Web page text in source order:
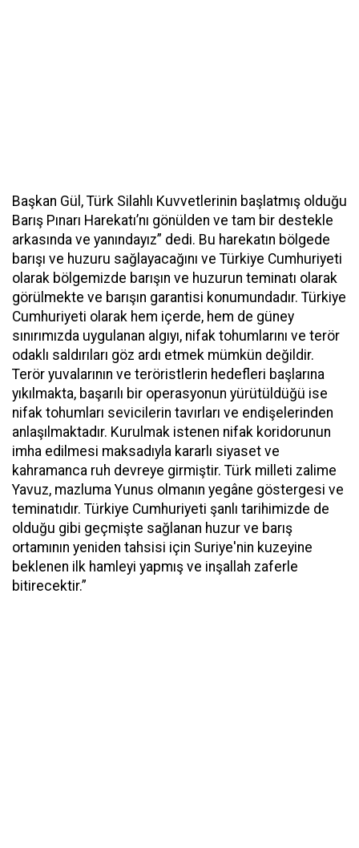
Başkan Gül, Türk Silahlı Kuvvetlerinin başlatmış olduğu
Barış Pınarı Harekatı’nı gönülden ve tam bir destekle
arkasında ve yanındayız” dedi. Bu harekatın bölgede
barışı ve huzuru sağlayacağını ve Türkiye Cumhuriyeti
olarak bölgemizde barışın ve huzurun teminatı olarak
görülmekte ve barışın garantisi konumundadır. Türkiye
Cumhuriyeti olarak hem içerde, hem de güney
sınırımızda uygulanan algıyı, nifak tohumlarını ve terör
odaklı saldırıları göz ardı etmek mümkün değildir.
Terör yuvalarının ve teröristlerin hedefleri başlarına
yıkılmakta, başarılı bir operasyonun yürütüldüğü ise
nifak tohumları sevicilerin tavırları ve endişelerinden
anlaşılmaktadır. Kurulmak istenen nifak koridorunun
imha edilmesi maksadıyla kararlı siyaset ve
kahramanca ruh devreye girmiştir. Türk milleti zalime
Yavuz, mazluma Yunus olmanın yegâne göstergesi ve
teminatıdır. Türkiye Cumhuriyeti şanlı tarihimizde de
olduğu gibi geçmişte sağlanan huzur ve barış
ortamının yeniden tahsisi için Suriye'nin kuzeyine
beklenen ilk hamleyi yapmış ve inşallah zaferle
bitirecektir.”